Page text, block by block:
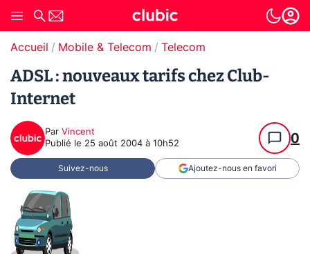
Accueil Mobile & Telecom Telecom
ADSL : nouveaux tarifs chez Club-
Internet
Par Vincent
Publié le 25 août 2004 à 10h52 0
Suivez-nous Ajoutez-nous en favori